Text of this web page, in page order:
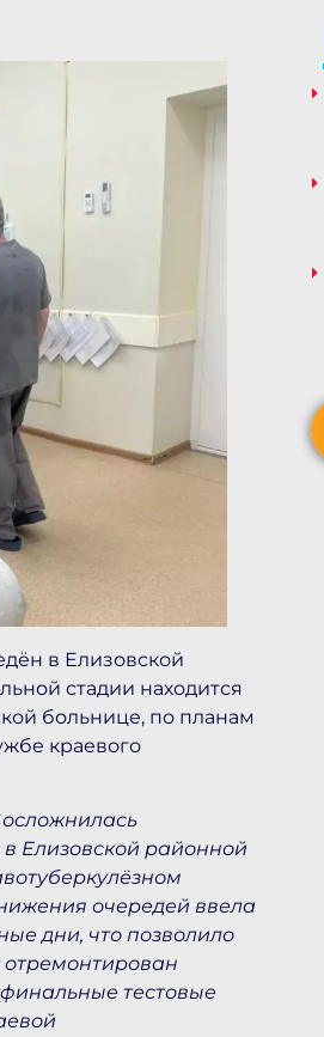
в Елизовской
стадии находится
больнице, по планам
краевого
осложнилась
Елизовской районной
очередей ввела
дни, что позволило
тестовые